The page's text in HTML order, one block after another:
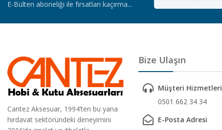
E-Bülten aboneliği ile fırsatları kaçırma...
Cantez Aksesuar, 1994’ten bu yana
hırdavat sektöründeki deneyimini
Bize Ulaşın
Müşteri Hizmetleri
0501 662 34 34
E-Posta Adresi